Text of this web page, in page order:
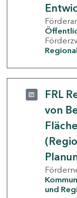
FRL
von
und